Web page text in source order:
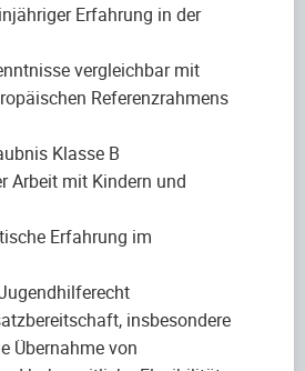
Erfahrung in der
vergleichbar mit
Referenzrahmens
Klasse B
Arbeit mit Kindern und
Erfahrung im
insbesondere
Übernahme von